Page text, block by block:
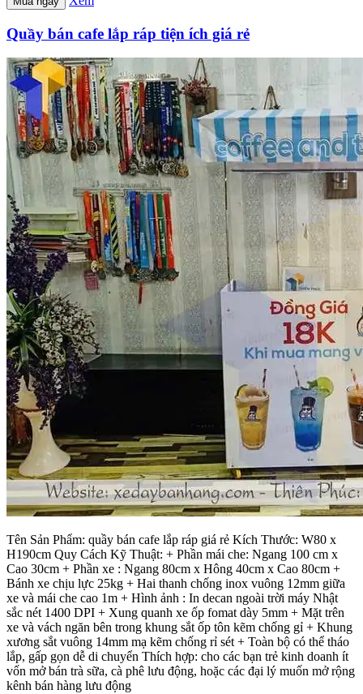
Quầy bán cafe lắp ráp tiện ích giá rẻ
Tên Sản Phẩm: quầy bán cafe lắp ráp giá rẻ Kích Thước: W80 x
H190cm Quy Cách Kỹ Thuật: + Phần mái che: Ngang 100 cm x
Cao 30cm + Phần xe : Ngang 80cm x Hông 40cm x Cao 80cm +
Bánh xe chịu lực 25kg + Hai thanh chống inox vuông 12mm giữa
xe và mái che cao 1m + Hình ảnh : In decan ngoài trời máy Nhật
sắc nét 1400 DPI + Xung quanh xe ốp fomat dày 5mm + Mặt trên
xe và vách ngăn bên trong khung sắt ốp tôn kẽm chống gỉ + Khung
xương sắt vuông 14mm mạ kẽm chống rỉ sét + Toàn bộ có thể tháo
lắp, gấp gọn dễ di chuyển Thích hợp: cho các bạn trẻ kinh doanh ít
vốn mở bán trà sữa, cà phê lưu động, hoặc các đại lý muốn mở rộng
kênh bán hàng lưu động